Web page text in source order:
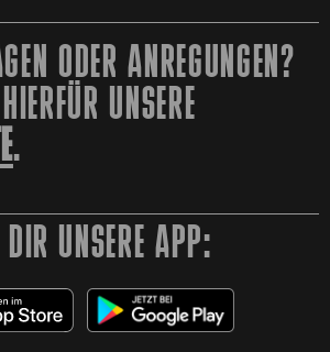
ODER ANREGUNGEN?
UNSERE
.
DIR UNSERE APP: